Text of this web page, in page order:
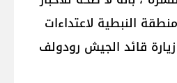
​النبطية​ لاعتداءات
زيارة قائد الجيش رودولف